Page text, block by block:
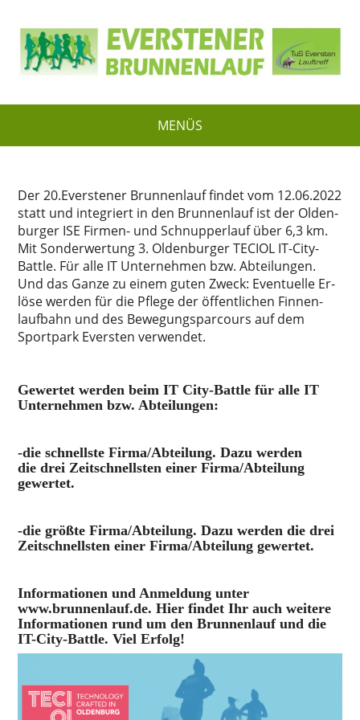
MENÜS
Der 20.Everstener Brun­nen­lauf fin­det vom 12.06.2022
statt und in­te­griert in den Brun­nen­lauf ist der Ol­den­
bur­ger ISE Fir­men- und Schnup­per­lauf über 6,3 km.
Mit Son­der­wer­tung 3. Ol­den­bur­ger TECIOL IT-Ci­ty­-
Batt­le. Für alle IT Un­ter­neh­men bzw. Ab­tei­lun­gen.
Und das Gan­ze zu ei­nem gu­ten Zweck: Even­tu­el­le Er­
lö­se wer­den für die Pfle­ge der öf­fent­li­chen Fin­nen­
lauf­bahn und des Be­we­gungs­par­cours auf dem
Sport­park Evers­ten ver­wen­det.
Gewertet werden beim IT City-Battle für alle IT
Unternehmen bzw. Abteilungen:
-die schnellste Firma/Abteilung. Dazu werden
diedrei Zeitschnellsten einer Firma/Abteilung
gewertet.
-die größte Firma/Abteilung. Dazu werden die drei
Zeitschnellsten einer Firma/Abteilung gewertet.
Informationen und An­mel­dun­g unter
www.brunnenlauf.de. Hier fin­det Ihr auch wei­te­re
In­for­ma­tio­nen rund um den Brun­nen­lauf und die
IT-Ci­ty­-Batt­le. Viel Er­folg!